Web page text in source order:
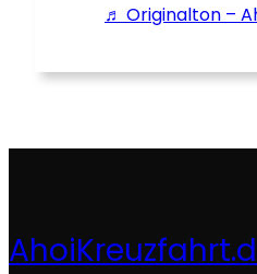
♬ Originalton –